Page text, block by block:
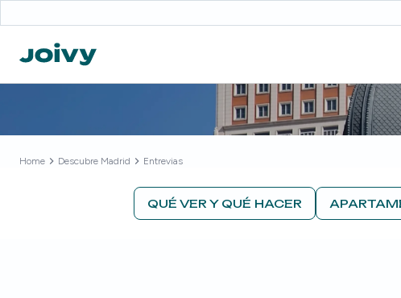
Home Descubre Madrid Entrevias
QUÉ VER Y QUÉ HACER